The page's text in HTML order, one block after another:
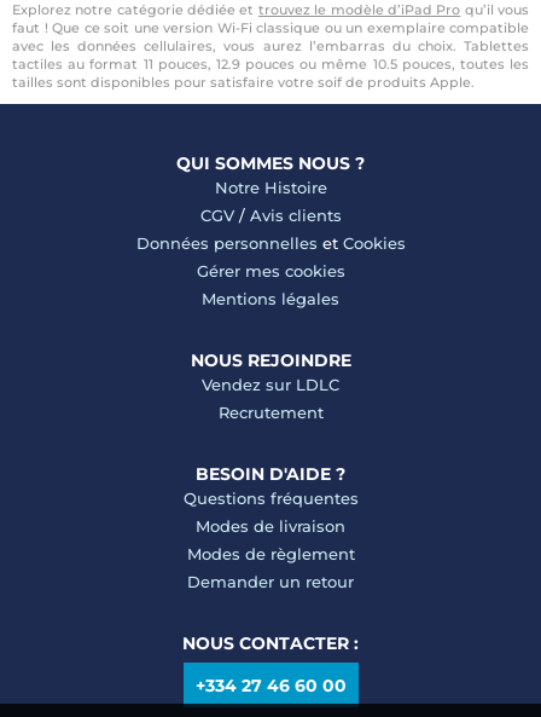
Explorez notre catégorie dédiée et trouvez le modèle d’iPad Pro qu’il vous
faut ! Que ce soit une version Wi-Fi classique ou un exemplaire compatible
avec les données cellulaires, vous aurez l’embarras du choix. Tablettes
tactiles au format 11 pouces, 12.9 pouces ou même 10.5 pouces, toutes les
tailles sont disponibles pour satisfaire votre soif de produits Apple.
QUI SOMMES NOUS ?
Notre Histoire
CGV/ Avis clients
Données personnelles et Cookies
Gérer mes cookies
Mentions légales
NOUS REJOINDRE
Vendez sur LDLC
Recrutement
BESOIN D'AIDE ?
Questions fréquentes
Modes de livraison
Modes de règlement
Demander un retour
NOUS CONTACTER :
+334 27 46 60 00